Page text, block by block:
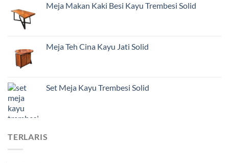
Meja Makan Kaki Besi Kayu Trembesi Solid
Meja Teh Cina Kayu Jati Solid
Set Meja Kayu Trembesi Solid
TERLARIS